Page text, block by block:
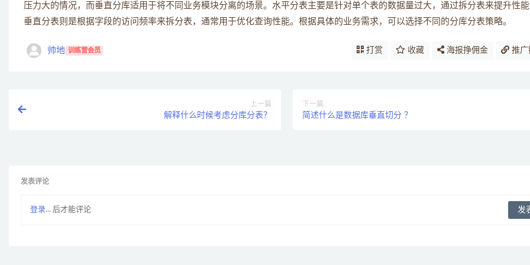
压力大的情况，而垂直分库适用于将不同业务模块分离的场景。水平分表主要是针对单个表的数据量过大，通过拆分表来提升性
垂直分表则是根据字段的访问频率来拆分表，通常用于优化查询性能。根据具体的业务需求，可以选择不同的分库分表策略。
帅地 训练营会员 打赏 收藏 海报挣佣金 推广
上一篇
解释什么时候考虑分库分表？
下一篇
简述什么是数据库垂直切分 ？
发表评论
登录... 后才能评论